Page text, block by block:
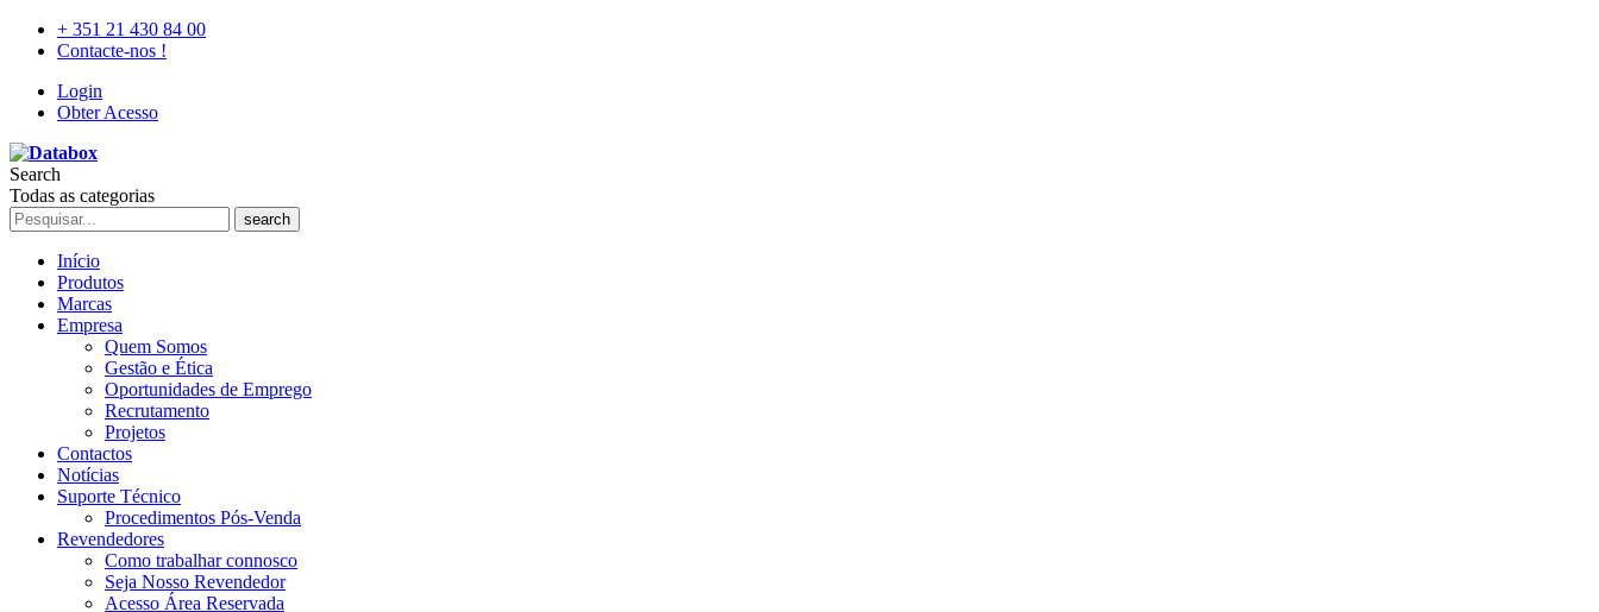
+ 351 21 430 84 00
Contacte-nos !
Login
Obter Acesso
Search
Todas as categorias
search
Início
Produtos
Marcas
Empresa
Quem Somos
Gestão e Ética
Oportunidades de Emprego
Recrutamento
Projetos
Contactos
Notícias
Suporte Técnico
Procedimentos Pós-Venda
Revendedores
Como trabalhar connosco
Seja Nosso Revendedor
Acesso Área Reservada